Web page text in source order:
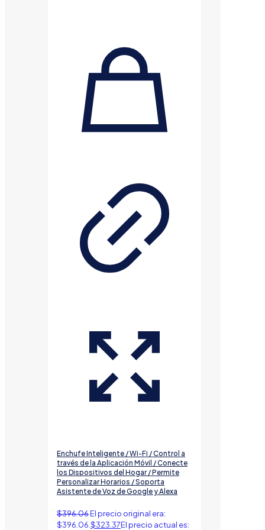
Enchufe Inteligente / Wi-Fi / Control a
través de la Aplicación Móvil / Conecte
los Dispositivos del Hogar / Permite
Personalizar Horarios / Soporta
Asistente de Voz de Google y Alexa
$396.06El precio original era:
$396.06. $323.37El precio actual es: